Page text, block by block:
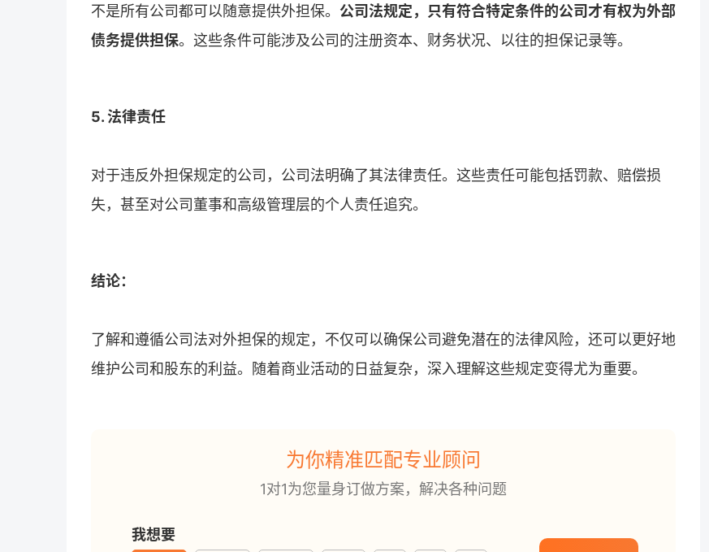
不是所有公司都可以随意提供外担保。 公司法规定，只有符合特定条件的公司才有权为外部
债务提供担保。这些条件可能涉及公司的注册资本、财务状况、以往的担保记录等。
5. 法律责任
对于违反外担保规定的公司，公司法明确了其法律责任。这些责任可能包括罚款、赔偿损
失，甚至对公司董事和高级管理层的个人责任追究。
结论：
了解和遵循公司法对外担保的规定，不仅可以确保公司避免潜在的法律风险，还可以更好地
维护公司和股东的利益。随着商业活动的日益复杂，深入理解这些规定变得尤为重要。
为你精准匹配专业顾问
1对1为您量身订做方案，解决各种问题
我想要